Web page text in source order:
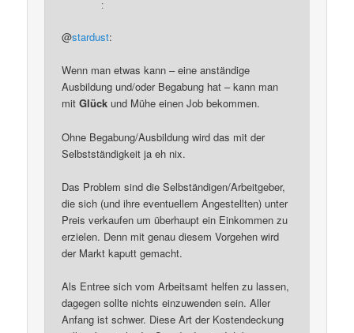
:
@stardust:
Wenn man etwas kann – eine anständige
Ausbildung und/oder Begabung hat – kann man
mitGlück und Mühe einen Job bekommen.
Ohne Begabung/Ausbildung wird das mit der
Selbstständigkeit ja eh nix.
Das Problem sind die Selbständigen/Arbeitgeber,
die sich (und ihre eventuellem Angestellten) unter
Preis verkaufen um überhaupt ein Einkommen zu
erzielen. Denn mit genau diesem Vorgehen wird
der Markt kaputt gemacht.
Als Entree sich vom Arbeitsamt helfen zu lassen,
dagegen sollte nichts einzuwenden sein. Aller
Anfang ist schwer. Diese Art der Kostendeckung